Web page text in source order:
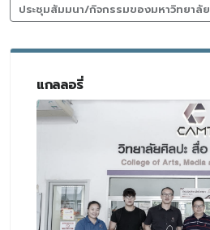
ประชุมสัมมนา/กิจกรรมของมหาวิทยาลัย
แกลลอรี่